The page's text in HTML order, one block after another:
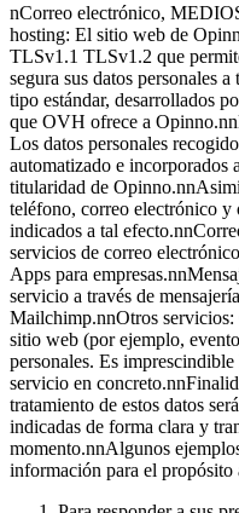
nCorreo electrónico,
hosting: El sitio web de
TLSv1.1 TLSv1.2 que
segura sus datos personales
tipo estándar, desarrollados
que OVH ofrece a
Los datos personales
automatizado e incorporados
titularidad de
teléfono, correo electrónico y
indicados a tal
servicios de correo
Apps para
servicio a través de
Mailchimp.nnOtros servicios:
sitio web (por ejemplo,
personales. Es
servicio en
tratamiento de estos datos
indicadas de forma clara y
momento.nnAlgunos
información para el propósito